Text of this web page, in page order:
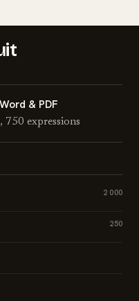
Word & PDF
750 expressions
2 000
250